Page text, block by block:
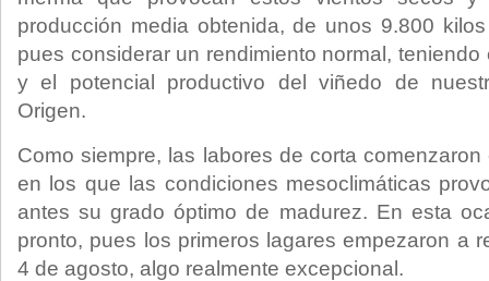
producción media obtenida, de unos 9.800
pues considerar un rendimiento normal,
y el potencial productivo del viñedo de
Origen.
Como siempre, las labores de corta
en los que las condiciones mesoclimáticas
antes su grado óptimo de madurez. En esta
pronto, pues los primeros lagares empezaron a
4 de agosto, algo realmente excepcional.